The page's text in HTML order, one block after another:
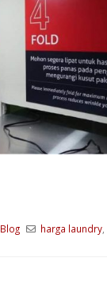
Blog harga laundry